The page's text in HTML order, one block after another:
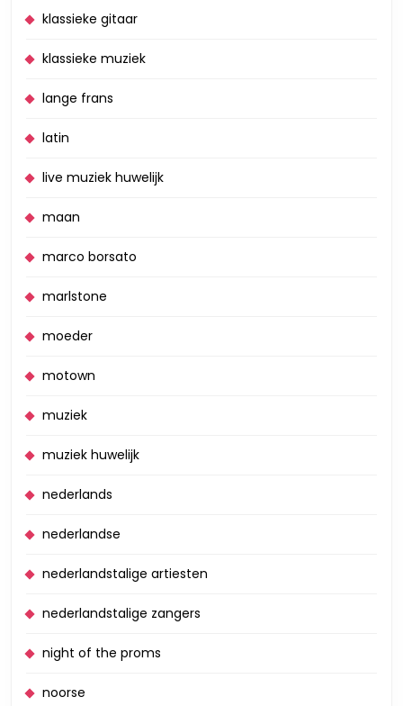
klassieke gitaar
klassieke muziek
lange frans
latin
live muziek huwelijk
maan
marco borsato
marlstone
moeder
motown
muziek
muziek huwelijk
nederlands
nederlandse
nederlandstalige artiesten
nederlandstalige zangers
night of the proms
noorse